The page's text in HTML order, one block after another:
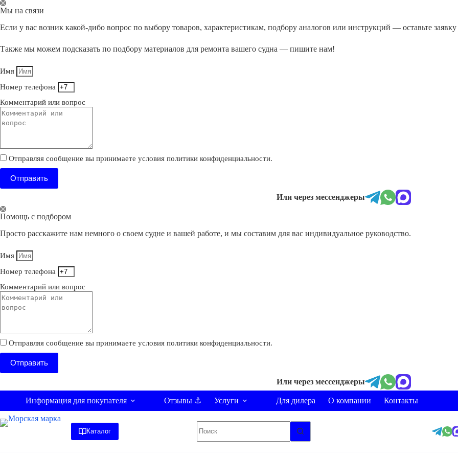
Перейти
к
Мы на связи
Если у вас возник какой-дибо вопрос по выбору товаров, характеристикам, подбору аналогов или инструкций — оставьте
Также мы можем подсказать по подбору материалов для ремонта вашего судна — пишите нам!
Имя
Номер телефона
Комментарий или вопрос
Отправляя сообщение вы принимаете условия политики конфиденциальности.
Отправить
Или через мессенджеры
Помощь с подбором
Просто расскажите нам немного о своем судне и вашей работе, и мы составим для вас индивидуальное руководство.
Имя
Номер телефона
Комментарий или вопрос
Отправляя сообщение вы принимаете условия политики конфиденциальности.
Отправить
Или через мессенджеры
Информация для покупателя Отзывы ⚓ Услуги Для дилера О компании Контакты
Каталог
не
найдено